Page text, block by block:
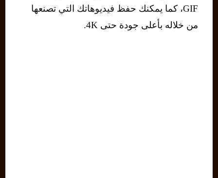
GIF، كما يمكنك حفظ فيديوهاتك التي تصنعها
من خلاله بأعلى جودة حتى 4K.